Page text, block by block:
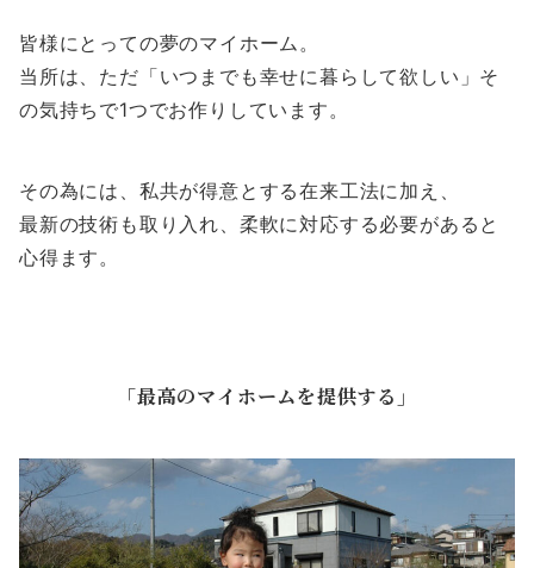
皆様にとっての夢のマイホーム。
当所は、ただ「いつまでも幸せに暮らして欲しい」そ
の気持ちで1つでお作りしています。
その為には、私共が得意とする在来工法に加え、
最新の技術も取り入れ、柔軟に対応する必要があると
心得ます。
「最高のマイホームを提供する」